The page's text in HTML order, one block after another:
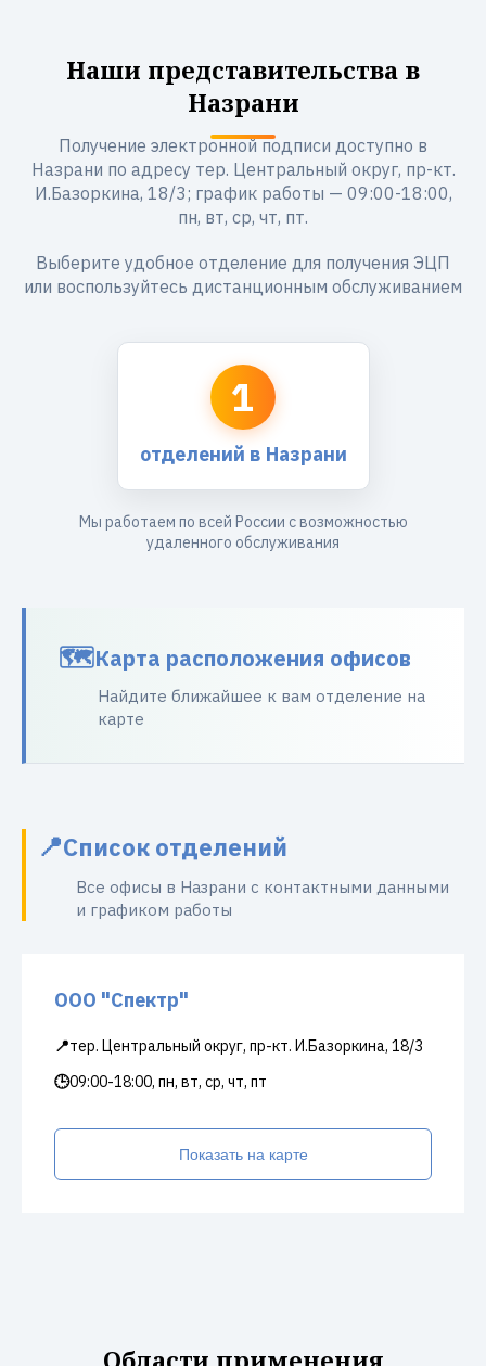
Наши представительства в
Назрани
Получение электронной подписи доступно в
Назрани по адресу тер. Центральный округ, пр-кт.
И.Базоркина, 18/3; график работы — 09:00-18:00,
пн, вт, ср, чт, пт.
Выберите удобное отделение для получения ЭЦП
или воспользуйтесь дистанционным обслуживанием
1
отделений в Назрани
Мы работаем по всей России с возможностью
удаленного обслуживания
Карта расположения офисов
Найдите ближайшее к вам отделение на
карте
Список отделений
Все офисы в Назрани с контактными данными
и графиком работы
ООО "Спектр"
📍тер. Центральный округ, пр-кт. И.Базоркина, 18/3
🕒09:00-18:00, пн, вт, ср, чт, пт
Показать на карте
Области применения